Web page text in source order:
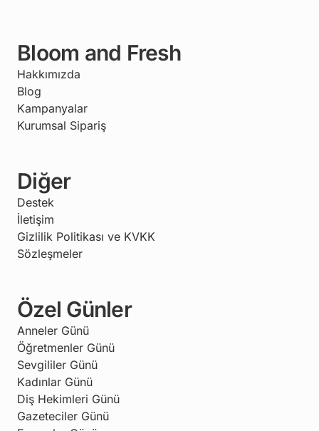
Bloom and Fresh
Hakkımızda
Blog
Kampanyalar
Kurumsal Sipariş
Diğer
Destek
İletişim
Gizlilik Politikası ve KVKK
Sözleşmeler
Özel Günler
Anneler Günü
Öğretmenler Günü
Sevgililer Günü
Kadınlar Günü
Diş Hekimleri Günü
Gazeteciler Günü